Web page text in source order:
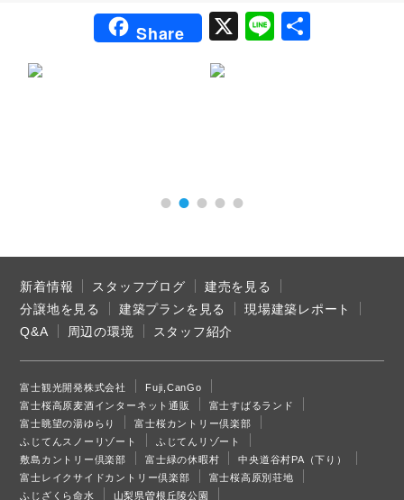
Share X
Li
新着情報 スタッフブログ
建売を見る
分譲地を見る
建築プランを見る
現場建築レポート
Q&A
周辺の環境 スタッフ紹介
富士観光開発株式会社
Fuji,CanGo
富士桜高原麦酒インターネット通販
富士すばるランド
富士眺望の湯ゆらり
富士桜カントリー倶楽部
ふじてんスノーリゾート
ふじてんリゾート
敷島カントリー倶楽部
富士緑の休暇村
中央道谷村PA（下り）
富士レイクサイドカントリー倶楽部
富士桜高原別荘地
ふじざくら命水
山梨県曽根丘陵公園